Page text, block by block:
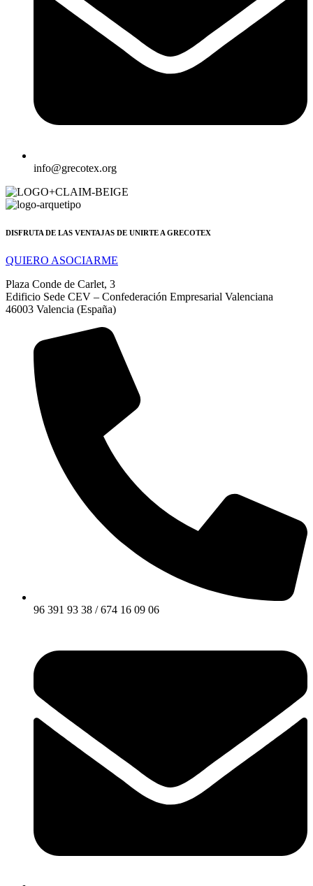
info@grecotex.org
DISFRUTA DE LAS VENTAJAS DE UNIRTE A GRECOTEX
QUIERO ASOCIARME
Plaza Conde de Carlet, 3
Edificio Sede CEV – Confederación Empresarial Valenciana
46003 Valencia (España)
96 391 93 38 / 674 16 09 06